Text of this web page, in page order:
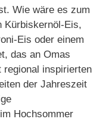
Wie wäre es zum
Kürbiskernöl-Eis,
Eis oder einem
das an Omas
regional inspirierten
der Jahreszeit
Hochsommer